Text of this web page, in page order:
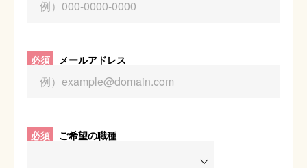
必須 メールアドレス
必須 ご希望の職種